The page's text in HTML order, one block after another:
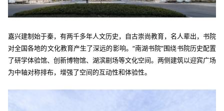
嘉兴建制始于秦，有两千多年人文历史，自古崇尚教育，名人辈出，书院
对全国各地的文化教育产生了深远的影响。 “南湖书院”围绕书院历史配置
了研学体验馆、创新博物馆、湖滨剧场等文化空间。两侧建筑以迎宾广场
为中轴对称排布，增强了空间的互动性和体验性。